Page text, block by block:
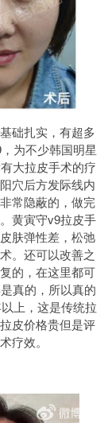
础扎实，有超多
为不少韩国明星
大拉皮手术的疗
穴后方发际线内
常隐蔽的，做完
黄寅守v9拉皮手
肤弹性差，松弛
。还可以改善之
的，在这里都可
真的，所以真的
上，这是传统拉
皮价格贵但是评
疗效。